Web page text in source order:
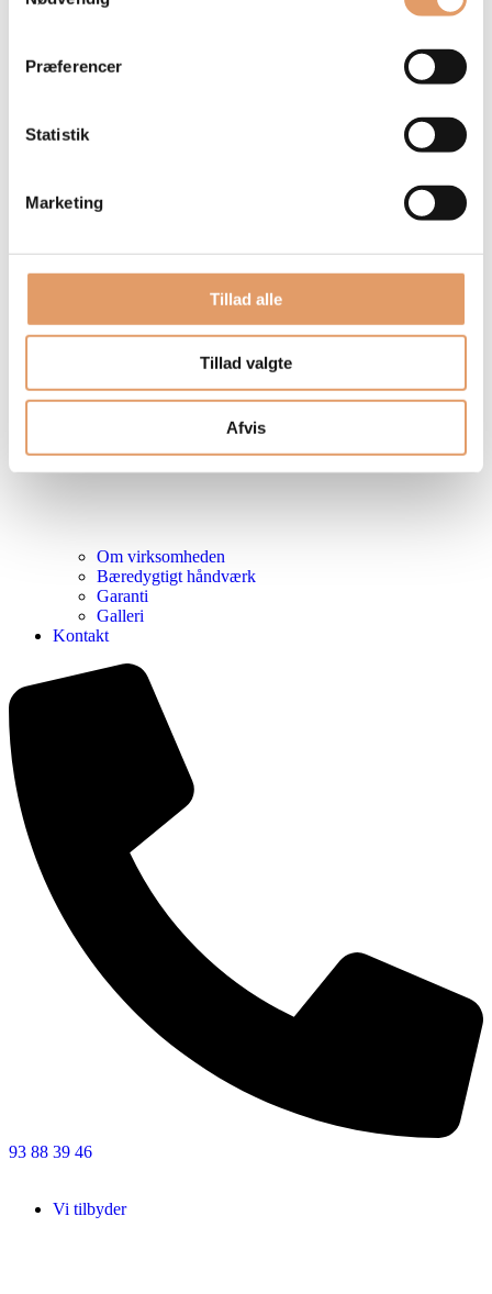
Præferencer
Statistik
Marketing
Tillad alle
Tillad valgte
Afvis
Om virksomheden
Bæredygtigt håndværk
Garanti
Galleri
Kontakt
93 88 39 46
Vi tilbyder